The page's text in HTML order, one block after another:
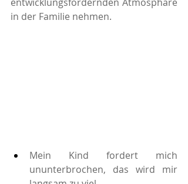
in der Familie nehmen.
Mein Kind fordert mich
ununterbrochen, das wird mir